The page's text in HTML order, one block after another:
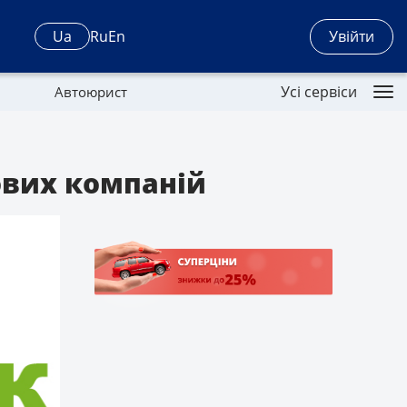
Ua RuEn Увійти
Автоюрист Усі сервіси
компаній